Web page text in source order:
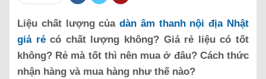
Liệu chất lượng củadàn âm thanh nội địa Nhật
giả rẻcó chất lượng không? Giá rẻ liệu có tốt
không? Rẻ mà tốt thì nên mua ở đâu? Cách thức
nhận hàng và mua hàng như thế nào?